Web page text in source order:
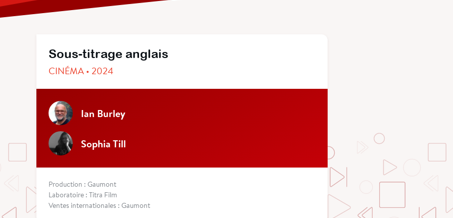
Sous-titrage anglais
CINÉMA • 2024
Ian Burley
Sophia Till
Production : Gaumont
Laboratoire : Titra Film
Ventes internationales : Gaumont